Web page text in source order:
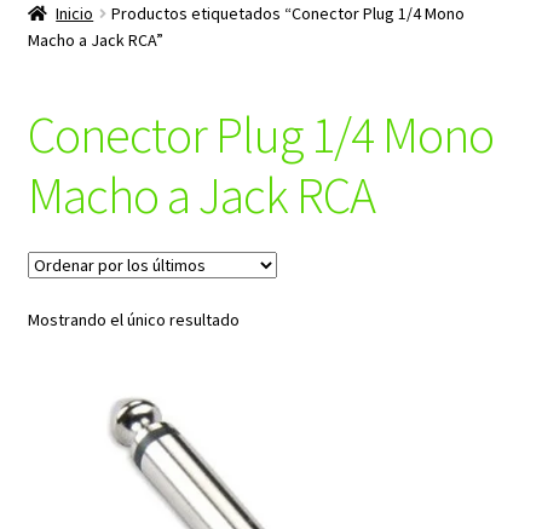
productos
Inicio
Productos etiquetados “Conector Plug 1/4 Mono
Macho a Jack RCA”
Conector Plug 1/4 Mono
Macho a Jack RCA
Mostrando el único resultado